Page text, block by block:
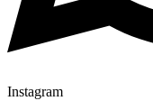
Instagram